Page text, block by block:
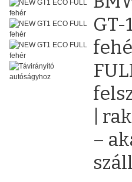
GT-
|
–